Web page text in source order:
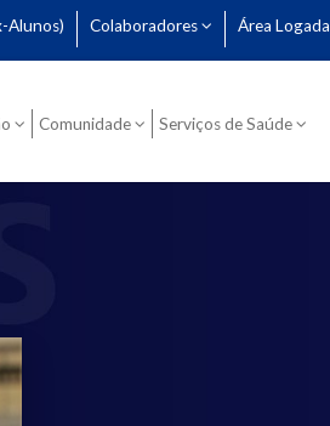
Alunos) Colaboradores Área Logada
Comunidade Serviços de Saúde